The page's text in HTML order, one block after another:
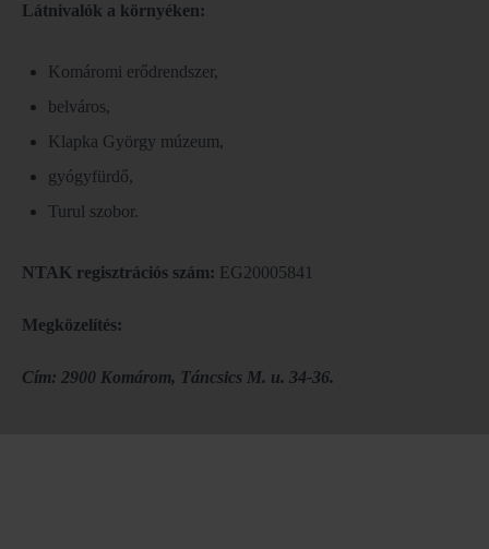
Látnivalók a környéken:
Komáromi erődrendszer,
belváros,
Klapka György múzeum,
gyógyfürdő,
Turul szobor.
NTAK regisztrációs szám: EG20005841
Megközelítés:
Cím: 2900 Komárom, Táncsics M. u. 34-36.